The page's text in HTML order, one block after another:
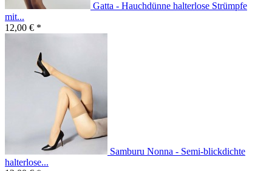
Gatta - Hauchdünne halterlose Strümpfe
mit...
12,00 € *
Samburu Nonna - Semi-blickdichte
halterlose...